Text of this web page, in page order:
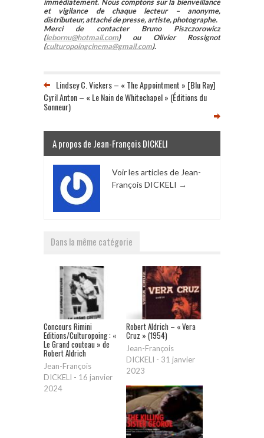
immédiatement. Nous comptons sur la bienveillance
et vigilance de chaque lecteur – anonyme,
distributeur, attaché de presse, artiste, photographe.
Merci de contacter Bruno Piszczorowicz
(lebornu@hotmail.com) ou Olivier Rossignot
(culturopoingcinema@gmail.com).
Lindsey C. Vickers – « The Appointment » [Blu Ray]
Cyril Anton – « Le Nain de Whitechapel » (Éditions du
Sonneur)
A propos de Jean-François DICKELI
Voir les articles de Jean-
François DICKELI →
Dans la même catégorie
Concours Rimini
Editions/Culturopoing : «
Le Grand couteau » de
Robert Aldrich
Jean-François
DICKELI - 16 janvier
2024
Robert Aldrich – « Vera
Cruz » (1954)
Jean-François
DICKELI - 31 janvier
2023